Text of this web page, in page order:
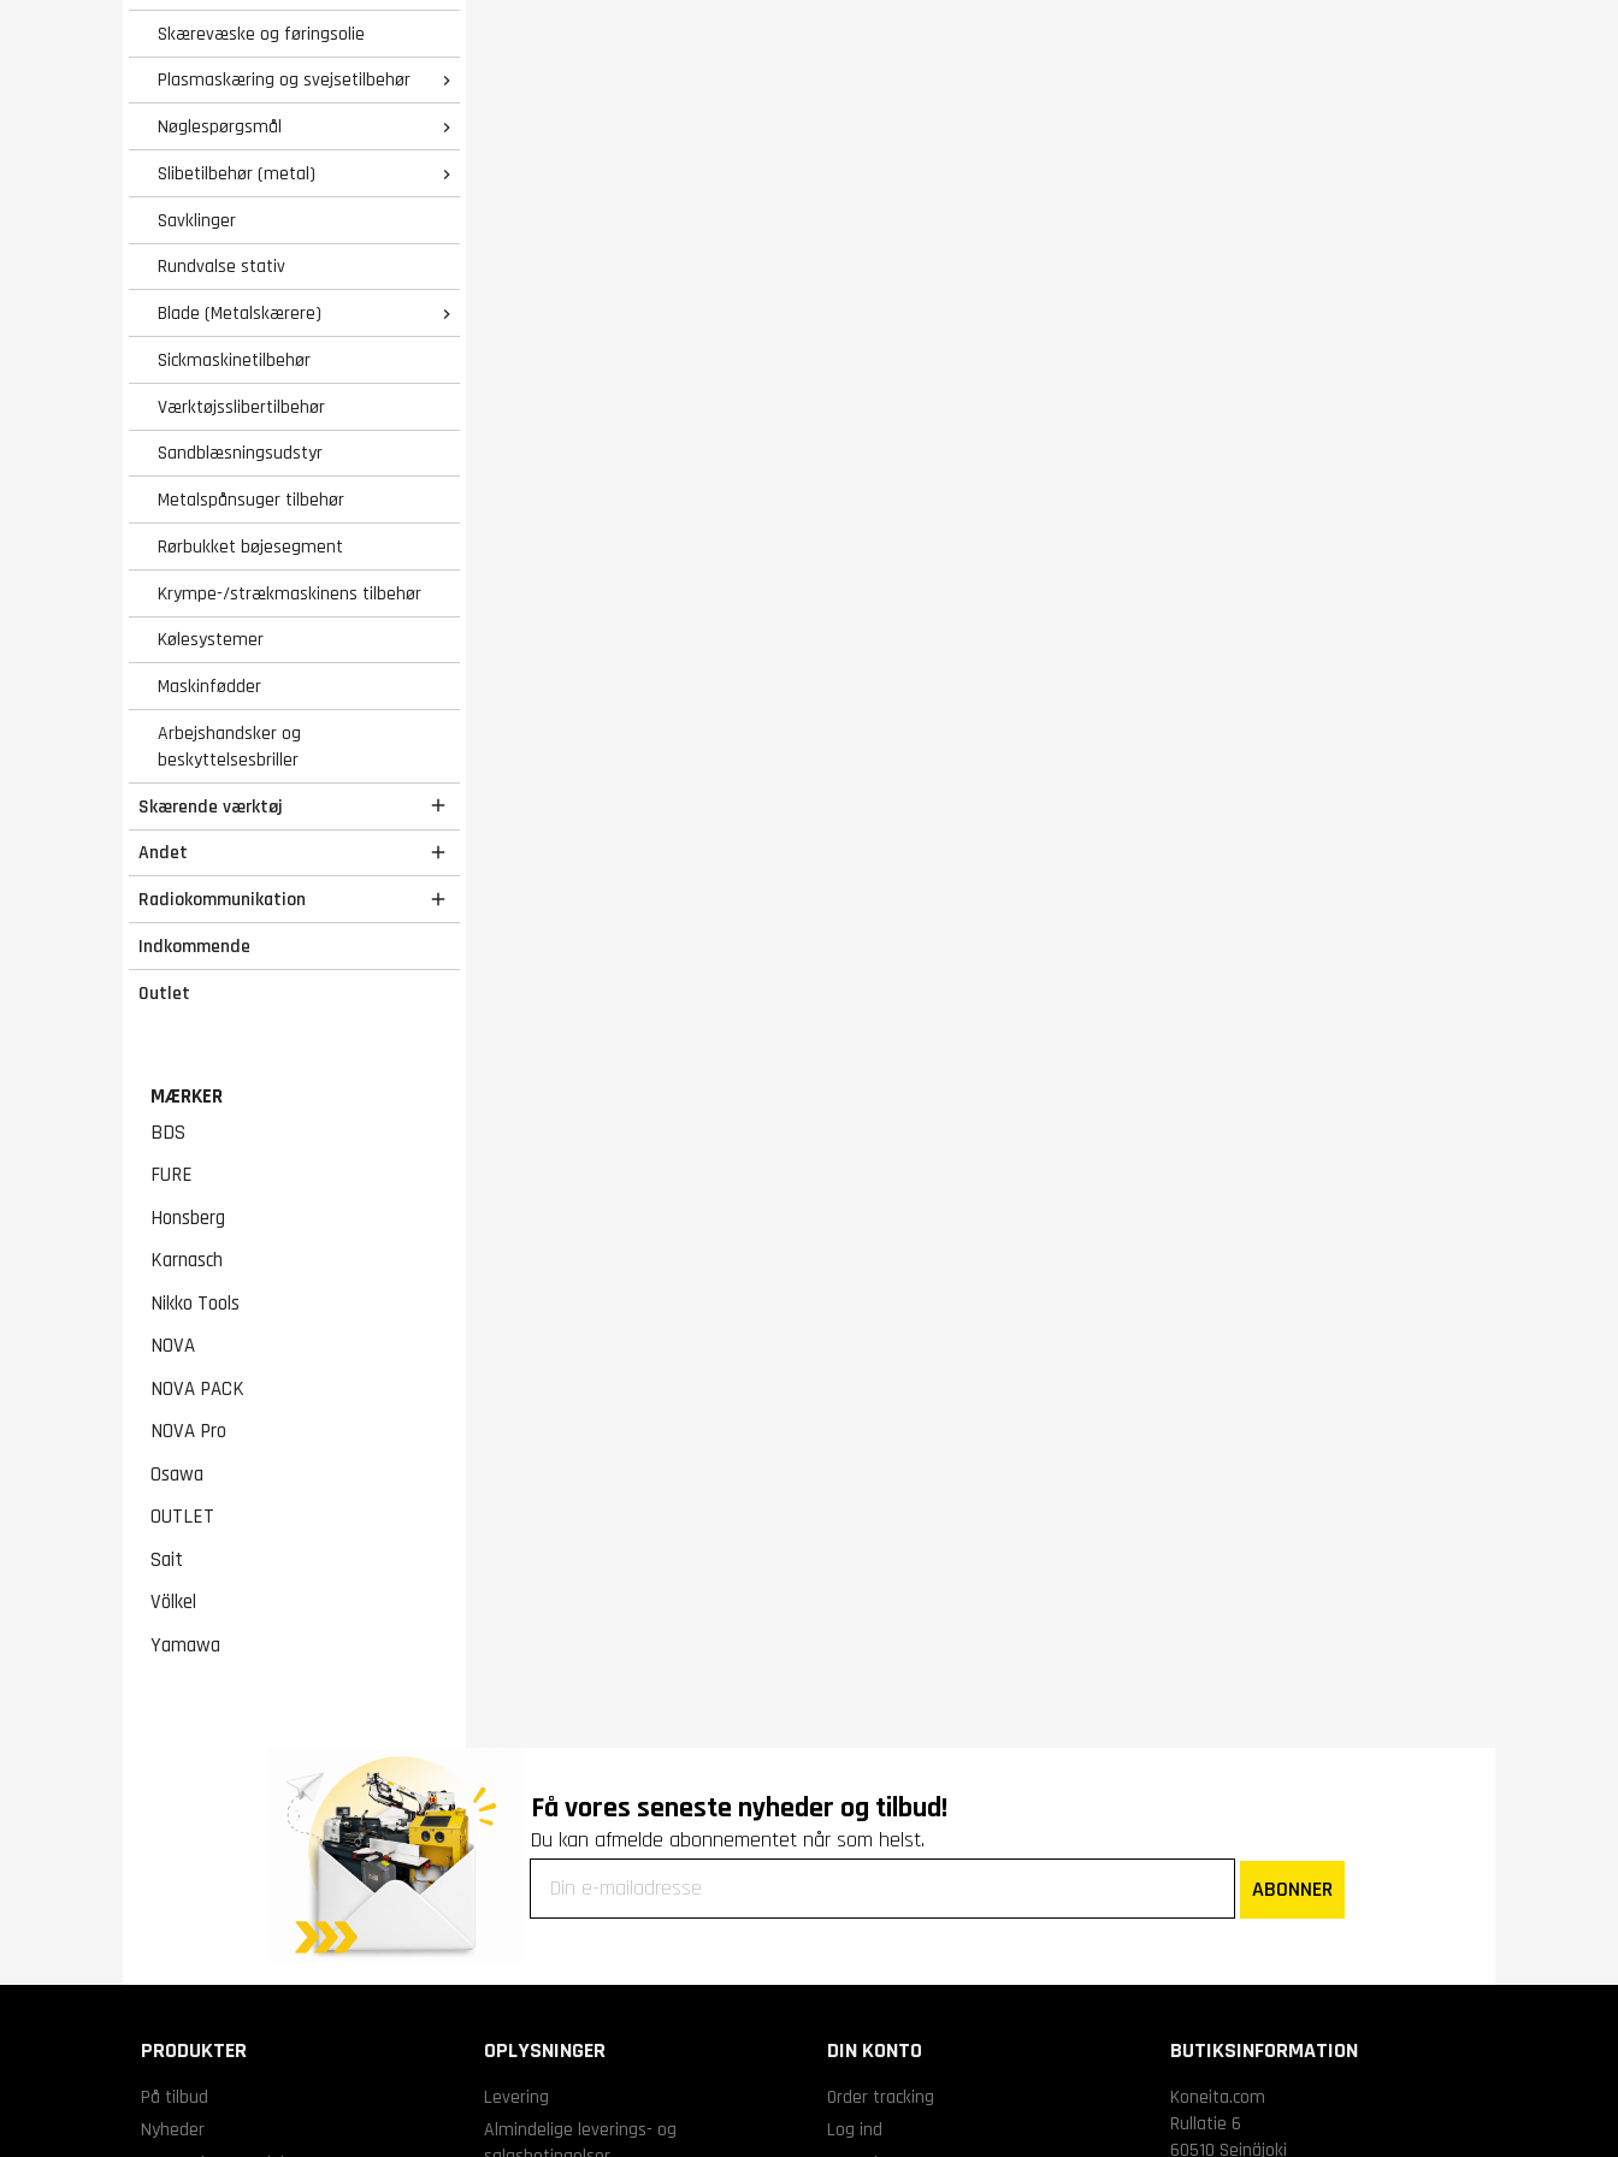
Skærevæske og føringsolie
Plasmaskæring og svejsetilbehør

Nøglespørgsmål 
Slibetilbehør (metal) 
Savklinger
Rundvalse stativ
Blade (Metalskærere)

Sickmaskinetilbehør
Værktøjsslibertilbehør
Sandblæsningsudstyr
Metalspånsuger tilbehør
Rørbukket bøjesegment
Krympe-/strækmaskinens tilbehør
Kølesystemer
Maskinfødder
Arbejshandsker og
beskyttelsesbriller
Skærende værktøj

Andet 
Radiokommunikation 
Indkommende
Outlet
MÆRKER
BDS
FURE
Honsberg
Karnasch
Nikko Tools
NOVA
NOVA PACK
NOVA Pro
Osawa
OUTLET
Sait
Völkel
Yamawa
Få vores seneste nyheder og tilbud!
Du kan afmelde abonnementet når som helst.
ABONNER
PRODUKTER
På tilbud
Nyheder
OPLYSNINGER
Levering
Almindelige leverings- og
DIN KONTO
Order tracking
Log ind
BUTIKSINFORMATION
Koneita.com
Rullatie 6
60510 Seinäjoki